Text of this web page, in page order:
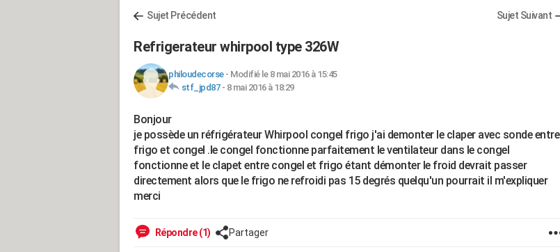
Sujet Précédent Sujet Suivant
Refrigerateur whirpool type 326W
philoudecorse- Modifié le 8 mai 2016 à 15:45
stf_jpd87- 8 mai 2016 à 18:29
Bonjour
je possède un réfrigérateur Whirpool congel frigo j'ai demonter le claper avec sonde entre
frigo et congel .le congel fonctionne parfaitement le ventilateur dans le congel
fonctionne et le clapet entre congel et frigo étant démonter le froid devrait passer
directement alors que le frigo ne refroidi pas 15 degrés quelqu'un pourrait il m'expliquer
merci
Répondre (1) Partager